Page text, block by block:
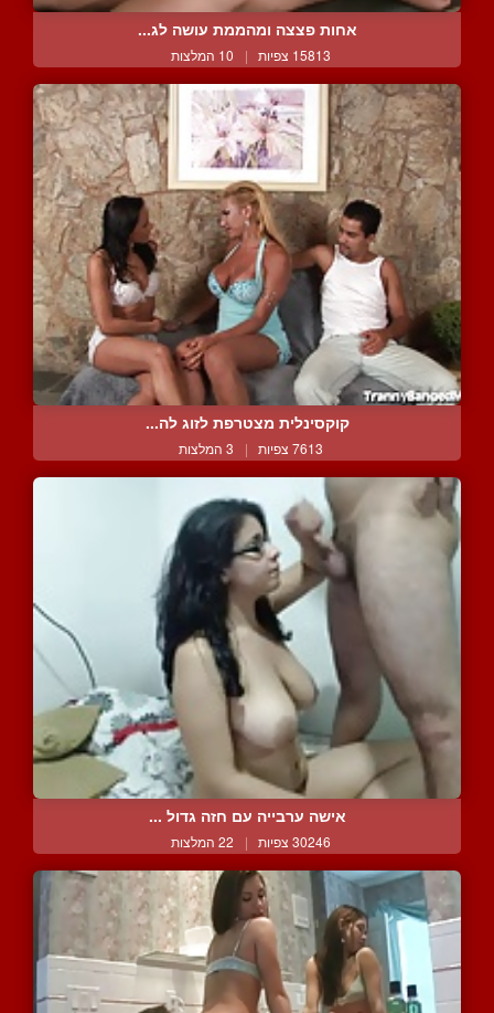
אחות פצצה ומהממת עושה לג...
15813 צפיות | 10 המלצות
קוקסינלית מצטרפת לזוג לה...
7613 צפיות | 3 המלצות
אישה ערבייה עם חזה גדול ...
30246 צפיות | 22 המלצות